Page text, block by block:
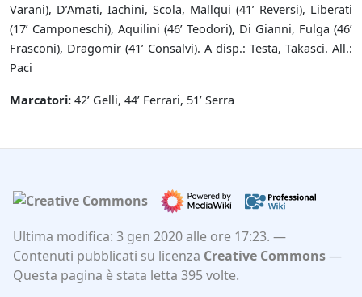
Varani), D’Amati, Iachini, Scola, Mallqui (41’ Reversi), Liberati
(17’ Camponeschi), Aquilini (46’ Teodori), Di Gianni, Fulga (46’
Frasconi), Dragomir (41’ Consalvi). A disp.: Testa, Takasci. All.:
Paci
Marcatori: 42’ Gelli, 44’ Ferrari, 51’ Serra
Ultima modifica: 3 gen 2020 alle ore 17:23.
Contenuti pubblicati su licenza Creative Commons
Questa pagina è stata letta 395 volte.